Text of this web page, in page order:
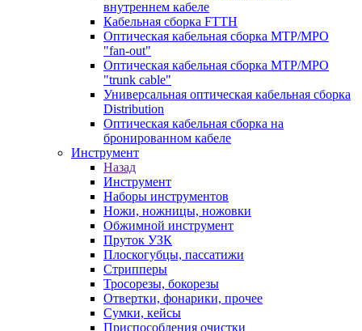
внутреннем кабеле
Кабельная сборка FTTH
Оптическая кабельная сборка MTP/MPO
"fan-out"
Оптическая кабельная сборка MTP/MPO
"trunk cable"
Универсальная оптическая кабельная сборка
Distribution
Оптическая кабельная сборка на
бронированном кабеле
Инструмент
Назад
Инструмент
Наборы инструментов
Ножи, ножницы, ножовки
Обжимной инструмент
Пруток УЗК
Плоскогубцы, пассатижи
Стрипперы
Тросорезы, бокорезы
Отвертки, фонарики, прочее
Сумки, кейсы
Приспособления очистки